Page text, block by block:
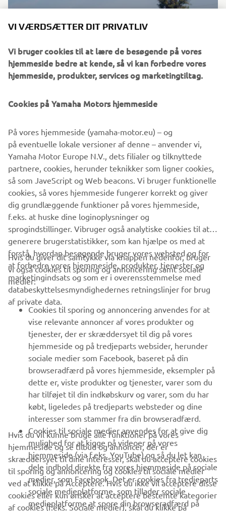
⠀
VIRKSOMHED
B2B
MERE YAMAHA
SUPPORT
NYHEDSBREV
Vær den første til at få besked om de seneste tilbud, særlige
arrangementer, nye udgivelser og meget mere.
TILMELD DIG
Læs vores privatlivspolitik for at lære, hvordan vi behandler dine
VI VÆRDSÆTTER DIT PRIVATLIV
Vi bruger cookies til at lære de besøgende på vores
hjemmeside bedre at kende, så vi kan forbedre vores
hjemmeside, produkter, services og marketingtiltag.
Cookies på Yamaha Motors hjemmeside
På vores hjemmeside (yamaha-motor.eu) – og
på eventuelle lokale versioner af denne – anvender vi,
Yamaha Motor Europe N.V., dets filialer og tilknyttede
partnere, cookies, herunder teknikker som ligner cookies,
så som JaveScript og Web beacons. Vi bruger funktionelle
cookies, så vores hjemmeside fungerer korrekt og giver
dig grundlæggende funktioner på vores hjemmeside,
f.eks. at huske dine loginoplysninger og
sprogindstillinger. Vibruger også analytiske cookies til at
generere brugerstatistikker, som kan hjælpe os med at
forstå, hvordan besøgende bruger vores websted og for
at forbedre vores hjemmeside, produkter, tjenester og
marketingindsats og som er i overensstemmelse med
databeskyttelsesmyndighedernes retningslinjer for brug
af private data.
Hvis du giver dit samtykke via knappen nedenfor, bruger
vi også cookies til sporing og annoncering samt sociale
medier:
Cookies til sporing og annoncering anvendes for at
vise relevante annoncer af vores produkter og
tjenester, der er skræddersyet til dig på vores
hjemmeside og på tredjeparts websider, herunder
sociale medier som Facebook, baseret på din
browseradfærd på vores hjemmeside, eksempler på
dette er, viste produkter og tjenester, varer som du
har tilføjet til din indkøbskurv og varer, som du har
købt, ligeledes på tredjeparts websteder og dine
interesser som stammer fra din browseradfærd.
Cookies til sociale medier anvendes for at give dig
mulighed for at kigge på videoer på vores
hjemmeside (via f.eks. YouTube) og så du let kan
dele indhold direkte fra vores hjemmeside på sociale
medier, som Facebook. Det er cookies fra tredjeparts
sociale medieplatforme, som tillader sociale
medieplatforme at spore din browseradfærd på
Hvis du vil kunne bruge alle funktioner på vores
hjemmeside og se tilbud og annoncer, der er
skræddersyet til dine interesser, skal du acceptere cookies
til sporing og annoncering og cookies til sociale medier
ved at klikke på Acceptere. Hvis du ikke vil acceptere disse
cookies eller kun ønsker at acceptere bestemte kategorier
af cookies (f.eks. Sociale medier), skal du klikke på